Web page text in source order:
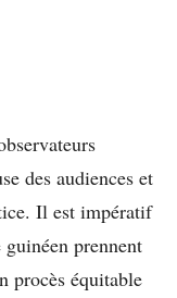
des audiences et
Il est impératif
prennent
procès équitable